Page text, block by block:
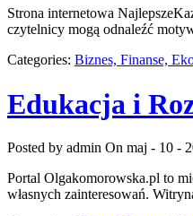
Strona internetowa
czytelnicy mogą odnaleźć
Categories: Biznes, Finanse,
Edukacja i
Posted by admin On maj - 10 -
Portal Olgakomorowska.pl to
własnych zainteresowań.